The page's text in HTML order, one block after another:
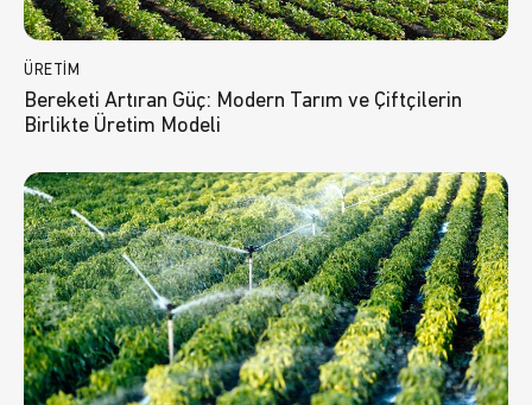
ÜRETIM
Bereketi Artıran Güç: Modern Tarım ve Çiftçilerin
Birlikte Üretim Modeli